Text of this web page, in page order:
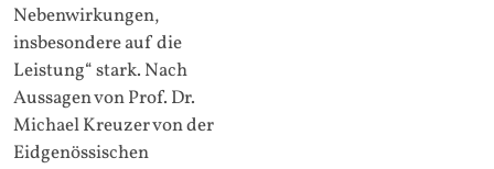
Nebenwirkungen,
insbesondere auf die
Leistung“ stark. Nach
Aussagen von Prof. Dr.
Michael Kreuzer von der
Eidgenössischen